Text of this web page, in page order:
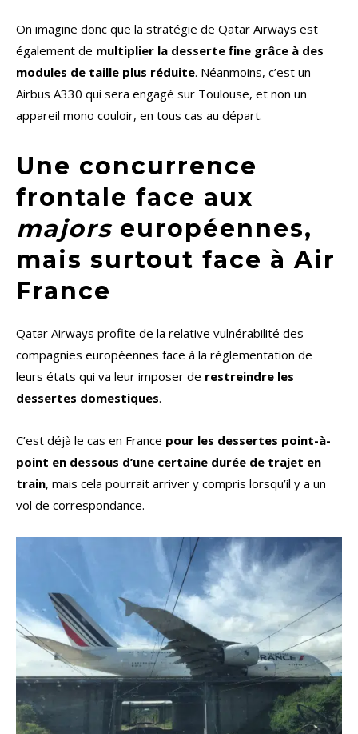
On imagine donc que la stratégie de Qatar Airways est
également de multiplier la desserte fine grâce à des
modules de taille plus réduite. Néanmoins, c’est un
Airbus A330 qui sera engagé sur Toulouse, et non un
appareil mono couloir, en tous cas au départ.
Une concurrence
frontale face aux
majorseuropéennes,
mais surtout face à Air
France
Qatar Airways profite de la relative vulnérabilité des
compagnies européennes face à la réglementation de
leurs états qui va leur imposer de restreindre les
dessertes domestiques.
C’est déjà le cas en France pour les dessertes point-à-
point en dessous d’une certaine durée de trajet en
train, mais cela pourrait arriver y compris lorsqu’il y a un
vol de correspondance.